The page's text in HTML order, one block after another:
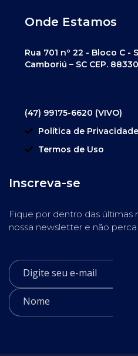
Onde Estamos
Rua 701 nº 22 - Bloco C
Camboriú – SC CEP.
(47) 99175-6620 (VIVO)
Política de Privacidade
Termos de Uso
Inscreva-se
Fique por dentro das últimas
nossa newsletter e não